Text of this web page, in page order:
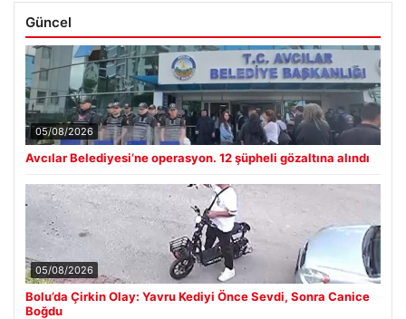
Güncel
05/08/2026
Avcılar Belediyesi’ne operasyon. 12 şüpheli gözaltına alındı
05/08/2026
Bolu’da Çirkin Olay: Yavru Kediyi Önce Sevdi, Sonra Canice
Boğdu